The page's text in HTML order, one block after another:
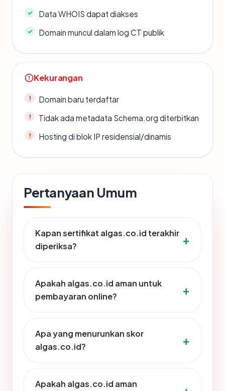
Data WHOIS dapat diakses
Domain muncul dalam log CT publik
Kekurangan
Domain baru terdaftar
Tidak ada metadata Schema.org diterbitkan
Hosting di blok IP residensial/dinamis
Pertanyaan Umum
Kapan sertifikat algas.co.id terakhir
diperiksa?
Apakah algas.co.id aman untuk
pembayaran online?
Apa yang menurunkan skor
algas.co.id?
Apakah algas.co.id aman